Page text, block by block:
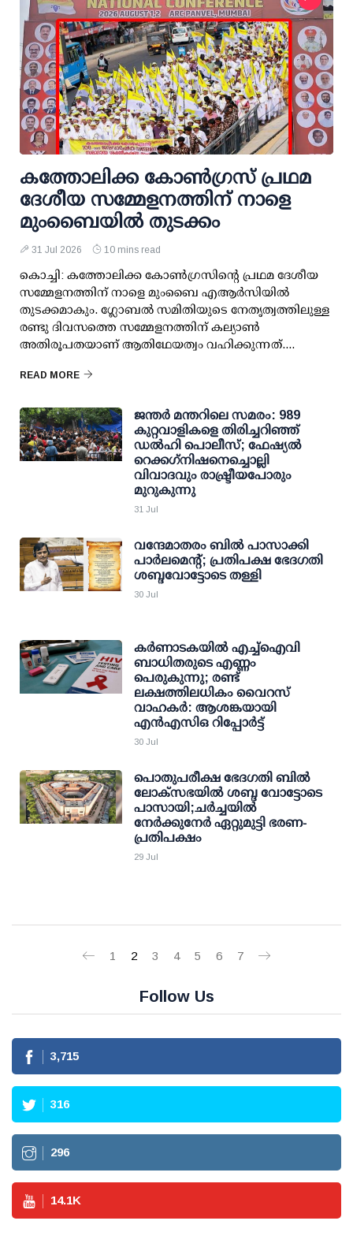
കത്തോലിക്ക കോൺഗ്രസ് പ്രഥമ
ദേശീയ സമ്മേളനത്തിന് നാളെ
മുംബൈയിൽ തുടക്കം
31 Jul 2026 10 mins read
കൊച്ചി: കത്തോലിക്ക കോൺഗ്രസിന്റെ പ്രഥമ ദേശീയ
സമ്മേളനത്തിന് നാളെ മുംബൈ എആർസിയിൽ
തുടക്കമാകും. ഗ്ലോബൽ സമിതിയുടെ നേതൃത്വത്തിലുള്ള
രണ്ടു ദിവസത്തെ സമ്മേളനത്തിന് കല്യാൺ
അതിരൂപതയാണ് ആതിഥേയത്വം വഹിക്കുന്നത്....
READ MORE
ജന്തര്‍ മന്തറിലെ സമരം: 989
കുറ്റവാളികളെ തിരിച്ചറിഞ്ഞ്
ഡല്‍ഹി പൊലീസ്; ഫേഷ്യല്‍
റെക്കഗ്‌നിഷനെച്ചൊല്ലി
വിവാദവും രാഷ്ട്രീയപോരും
മുറുകുന്നു
31 Jul
വന്ദേമാതരം ബിൽ പാസാക്കി
പാർലമെൻ്റ്; പ്രതിപക്ഷ ഭേദഗതി
ശബ്ദവോട്ടോടെ തള്ളി
30 Jul
കര്‍ണാടകയില്‍ എച്ച്‌ഐവി
ബാധിതരുടെ എണ്ണം
പെരുകുന്നു; രണ്ട്
ലക്ഷത്തിലധികം വൈറസ്
വാഹകര്‍: ആശങ്കയായി
എന്‍എസിഒ റിപ്പോര്‍ട്ട്
30 Jul
പൊതുപരീക്ഷ ഭേ​ദ​ഗതി ബിൽ
ലോക്സഭയിൽ ശബ്ദ വോട്ടോടെ
പാസായി;ചർച്ചയിൽ
നേർക്കുനേർ ഏറ്റുമുട്ടി ഭരണ-
പ്രതിപക്ഷം
29 Jul
1 2 3 4 5 6 7
Follow Us
3,715
316
296
14.1K